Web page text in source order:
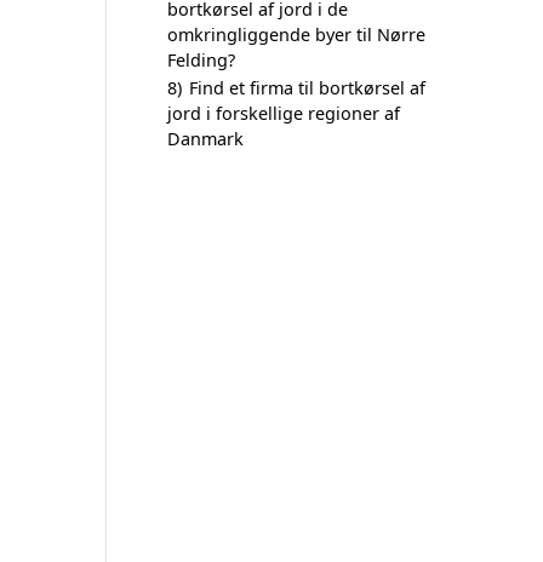
bortkørsel af jord i de
omkringliggende byer til Nørre
Felding?
8) Find et firma til bortkørsel af
jord i forskellige regioner af
Danmark